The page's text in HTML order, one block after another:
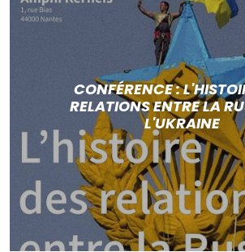
CONFÉRENCE :
RELATIONS ENTRE LA
L'UKRAINE